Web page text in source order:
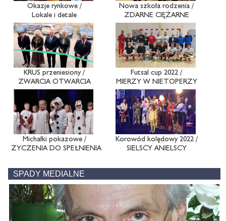
Okazje rynkowe /
Lokale i detale
KRUS przeniesiony /
ZWARCIA OTWARCIA
Michałki pokazowe /
ŻYCZENIA DO SPEŁNIENIA
Nowa szkoła rodzenia /
ZDARNE CIĘŻARNE
Futsal cup 2022 /
MIERZY W NIETOPERZY
Korowód kolędowy 2022 /
SIELSCY ANIELSCY
SPADY MEDIALNE